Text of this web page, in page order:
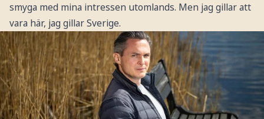
smyga med mina intressen utomlands. Men jag gillar att
vara här, jag gillar Sverige.